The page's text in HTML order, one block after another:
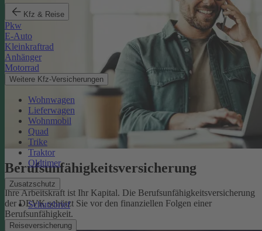
Kfz & Reise
Pkw
E-Auto
Kleinkraftrad
Anhänger
Motorrad
Weitere Kfz-Versicherungen
Wohnwagen
Lieferwagen
Wohnmobil
Quad
Trike
Traktor
Oldtimer
Zusatzschutz
Schutzbrief
Reiseversicherung
Berufsunfähigkeits­versicherung
Ihre Arbeitskraft ist Ihr Kapital. Die Berufsunfähigkeitsversicherung
der DEVK schützt Sie vor den finanziellen Folgen einer
Berufsunfähigkeit.
Mehr erfahren